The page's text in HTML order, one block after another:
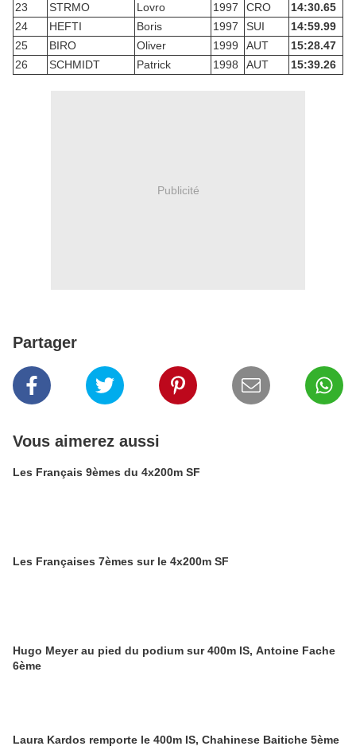
23
STRMO Lovro 1997 CRO
14:30.65
24
HEFTI Boris 1997 SUI
14:59.99
25
BIRO Oliver 1999 AUT
15:28.47
26
SCHMIDT Patrick 1998 AUT 15:39.26
Publicité
Partager
Vous aimerez aussi
Les Français 9èmes du 4x200m SF
Les Françaises 7èmes sur le 4x200m SF
Hugo Meyer au pied du podium sur 400m IS, Antoine Fache
6ème
Laura Kardos remporte le 400m IS, Chahinese Baitiche 5ème